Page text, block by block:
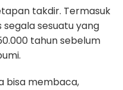
takdir. Termasuk
sesuatu yang
tahun sebelum
bisa membaca,